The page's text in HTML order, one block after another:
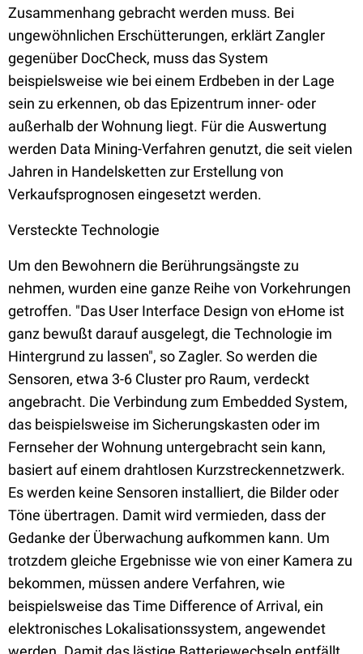
Zusammenhang gebracht werden muss. Bei
ungewöhnlichen Erschütterungen, erklärt Zangler
gegenüber DocCheck, muss das System
beispielsweise wie bei einem Erdbeben in der Lage
sein zu erkennen, ob das Epizentrum inner- oder
außerhalb der Wohnung liegt. Für die Auswertung
werden Data Mining-Verfahren genutzt, die seit vielen
Jahren in Handelsketten zur Erstellung von
Verkaufsprognosen eingesetzt werden.
Versteckte Technologie
Um den Bewohnern die Berührungsängste zu
nehmen, wurden eine ganze Reihe von Vorkehrungen
getroffen. "Das User Interface Design von eHome ist
ganz bewußt darauf ausgelegt, die Technologie im
Hintergrund zu lassen", so Zagler. So werden die
Sensoren, etwa 3-6 Cluster pro Raum, verdeckt
angebracht. Die Verbindung zum Embedded System,
das beispielsweise im Sicherungskasten oder im
Fernseher der Wohnung untergebracht sein kann,
basiert auf einem drahtlosen Kurzstreckennetzwerk.
Es werden keine Sensoren installiert, die Bilder oder
Töne übertragen. Damit wird vermieden, dass der
Gedanke der Überwachung aufkommen kann. Um
trotzdem gleiche Ergebnisse wie von einer Kamera zu
bekommen, müssen andere Verfahren, wie
beispielsweise das Time Difference of Arrival, ein
elektronisches Lokalisationssystem, angewendet